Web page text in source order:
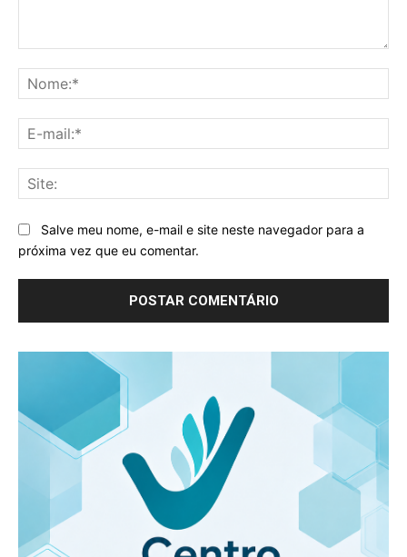
Salve meu nome, e-mail e site neste navegador para a
próxima vez que eu comentar.